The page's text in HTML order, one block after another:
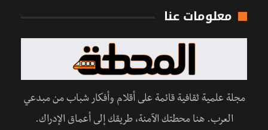
معلومات عنا
مجلة علمية ثقافية قائمة على أقلام وأفكار شباب من مبدعي
العرب. هنا محطتك الآمنة، طريقك إلى أعماق الإدراك.